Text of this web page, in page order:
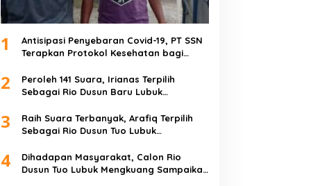
1
Antisipasi Penyebaran Covid-19, PT SSN
Terapkan Protokol Kesehatan bagi
2
Peroleh 141 Suara, Irianas Terpilih
Sebagai Rio Dusun Baru Lubuk
3
Raih Suara Terbanyak, Arafiq Terpilih
Sebagai Rio Dusun Tuo Lubuk
4
Dihadapan Masyarakat, Calon Rio
Dusun Tuo Lubuk Mengkuang Sampaikan